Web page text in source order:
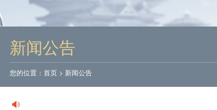
网易游戏
我的足迹：
新闻公告
您的位置： 首页 > 新闻公告